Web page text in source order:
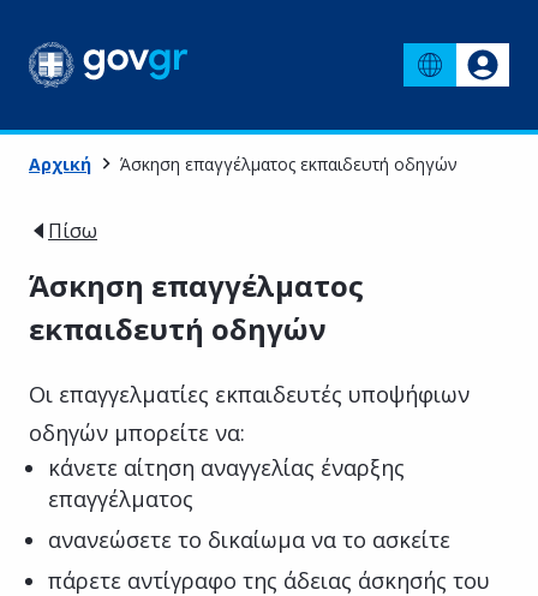
Αρχική Άσκηση επαγγέλματος εκπαιδευτή οδηγών
Πίσω
Άσκηση επαγγέλματος
εκπαιδευτή οδηγών
Οι επαγγελματίες εκπαιδευτές υποψήφιων
οδηγών μπορείτε να:
κάνετε αίτηση αναγγελίας έναρξης
επαγγέλματος
ανανεώσετε το δικαίωμα να το ασκείτε
πάρετε αντίγραφο της άδειας άσκησής του